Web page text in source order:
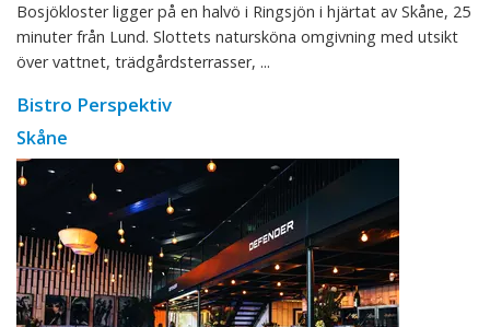
Bosjökloster ligger på en halvö i Ringsjön i hjärtat av Skåne, 25
minuter från Lund. Slottets natursköna omgivning med utsikt
över vattnet, trädgårdsterrasser, ...
Bistro Perspektiv
Skåne